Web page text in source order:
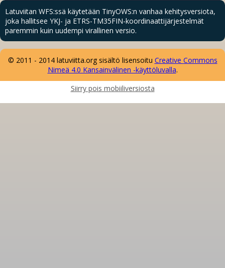
Latuviitan WFS:ssä käytetään TinyOWS:n vanhaa kehitysversiota,
joka hallitsee YKJ- ja ETRS-TM35FIN-koordinaattijärjestelmät
paremmin kuin uudempi virallinen versio.
© 2011 - 2014 latuviitta.org sisältö lisensoitu Creative Commons
Nimeä 4.0 Kansainvälinen -käyttöluvalla.
Siirry pois mobiiliversiosta